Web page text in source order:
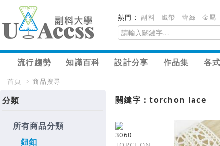
熱門：副料 織帶 蕾絲 金屬
流行趨勢 知識百科 設計分享 作品集 各
首頁 > 商品搜尋
分類
所有商品分類
鈕釦
關鍵字：torchon lace
3060